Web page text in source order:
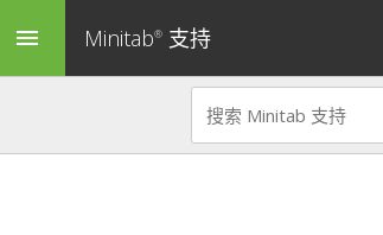
menu Minitab® 支持